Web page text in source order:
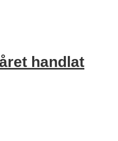
handlat